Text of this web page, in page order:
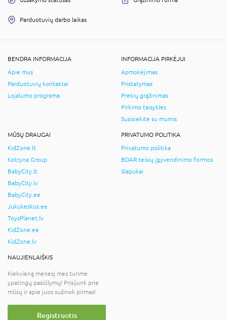
Parduotuvių darbo laikas
BENDRA INFORMACIJA
Apie mus
Parduotuvių kontaktai
Lojalumo programa
INFORMACIJA PIRKĖJUI
Apmokėjimas
Pristatymas
Prekių grąžinimas
Pirkimo taisyklės
Susisiekite su mumis
MŪSŲ DRAUGAI
KidZone.lt
Kotryna Group
BabyCity.lt
BabyCity.lv
BabyCity.ee
Jukukeskus.ee
ToysPlanet.lv
KidZone.ee
KidZone.lv
PRIVATUMO POLITIKA
Privatumo politika
BDAR teisių įgyvendinimo formos
Slapukai
NAUJIENLAIŠKIS
Kiekvieną mėnesį mes turime
ypatingų pasiūlymų! Prisijunk prie
mūsų ir apie juos sužinok pirmas!
Registruotis